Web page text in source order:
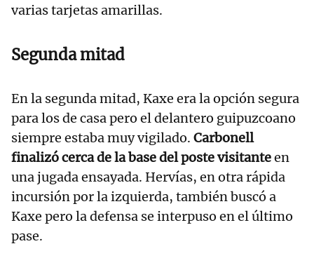
varias tarjetas amarillas.
Segunda mitad
En la segunda mitad, Kaxe era la opción segura
para los de casa pero el delantero guipuzcoano
siempre estaba muy vigilado. Carbonell
finalizó cerca de la base del poste visitanteen
una jugada ensayada. Hervías, en otra rápida
incursión por la izquierda, también buscó a
Kaxe pero la defensa se interpuso en el último
pase.